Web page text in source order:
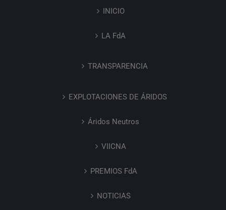
INICIO
LA FdA
TRANSPARENCIA
EXPLOTACIONES DE ÁRIDOS
Áridos Neutros
VIICNA
PREMIOS FdA
NOTICIAS